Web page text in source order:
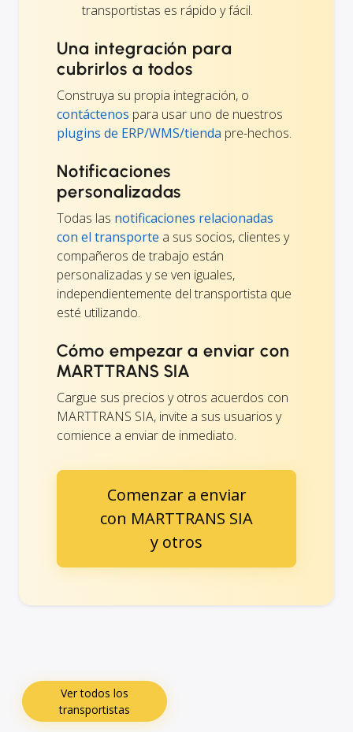
transportistas es rápido y fácil.
Una integración para
cubrirlos a todos
Construya su propia integración, o
contáctenos para usar uno de nuestros
plugins de ERP/WMS/tienda pre-hechos.
Notificaciones
personalizadas
Todas las notificaciones relacionadas
con el transporte a sus socios, clientes y
compañeros de trabajo están
personalizadas y se ven iguales,
independientemente del transportista que
esté utilizando.
Cómo empezar a enviar con
MARTTRANS SIA
Cargue sus precios y otros acuerdos con
MARTTRANS SIA, invite a sus usuarios y
comience a enviar de inmediato.
Comenzar a enviar
con MARTTRANS SIA
y otros
Ver todos los
transportistas